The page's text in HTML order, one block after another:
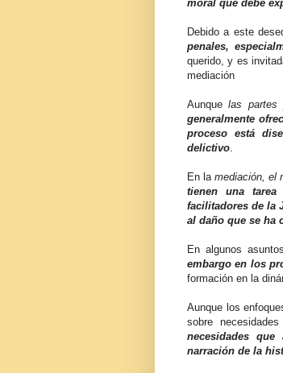
moral que debe
Debido a este
penales,
querido, y es
mediación
Aunquelas partes
generalmente
proceso está
delictivo.
En lamediación, el
tienen una tarea
facilitadores de la
al daño que se ha
En algunos
embargo en los
formación en la
Aunque los
sobre
necesidades
narración de la